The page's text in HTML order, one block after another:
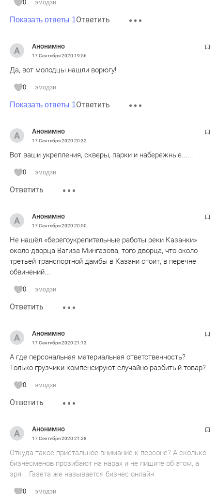
несколько месяцев. Радовался первую неделю, хорошая
зарплата. Потом его Москва и Казань начали заваливать
фактический почти не выполнялись или не были
выполнены. На соответственные замечания ему говорили
0 эмодзи
Показать ответы 1Ответить
Анонимно
17 Сентября 2020 19:56
Да, вот молодцы нашли ворюгу!
0 эмодзи
Показать ответы 1Ответить
Анонимно
17 Сентября 2020 20:32
Вот ваши укрепления, скверы, парки и набережные......
0 эмодзи
Ответить
Анонимно
17 Сентября 2020 20:50
Не нашёл «берегоукрепительные работы реки Казанки»
около дворца Вагиза Мингазова, того дворца, что около
третьей транспортной дамбы в Казани стоит, в перечне
обвинений...
0 эмодзи
Ответить
Анонимно
17 Сентября 2020 21:13
А где персональная материальная ответственность?
Только грузчики компенсируют случайно разбитый товар?
0 эмодзи
Ответить
Анонимно
17 Сентября 2020 21:28
Откуда такое пристальное внимание к персоне? А сколько
бизнесменов прозибают на нарах и не пишите об этом, а
зря... Газета же называется бизнес онлайн
0 эмодзи